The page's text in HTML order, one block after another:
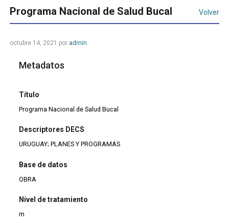
Programa Nacional de Salud Bucal Volver
octubre 14, 2021 por admin
Metadatos
Título
Programa Nacional de Salud Bucal
Descriptores DECS
URUGUAY; PLANES Y PROGRAMAS
Base de datos
OBRA
Nivel de tratamiento
m